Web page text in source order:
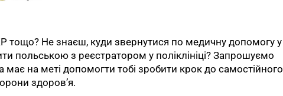
тощо? Не знаєш, куди звернутися по медичну допомогу у
польською з реєстратором у поліклініці? Запрошуємо
має на меті допомогти тобі зробити крок до самостійного
здоров’я.